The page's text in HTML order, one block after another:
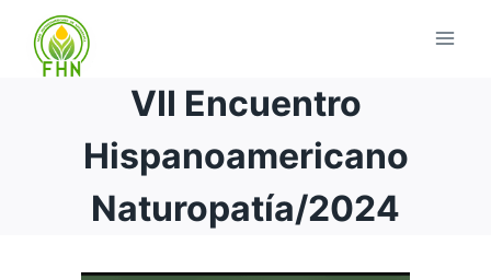
VII Encuentro
Hispanoamericano
Naturopatía/2024